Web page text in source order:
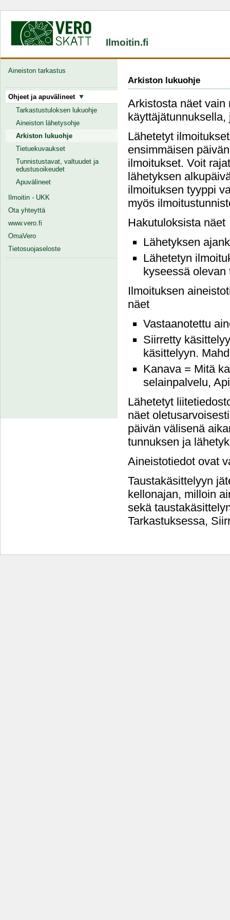
Ilmoitin.fi
Aineiston tarkastus
Ohjeet ja apuvälineet
Tarkastustuloksen lukuohje
Aineiston lähetysohje
Arkiston lukuohje
Tietuekuvaukset
Tunnistustavat, valtuudet ja
edustusoikeudet
Apuvälineet
Ilmoitin - UKK
Ota yhteyttä
www.vero.fi
OmaVero
Tietosuojaseloste
Arkiston lukuohje
Arkistosta näet vain
Lähetetyt
ensimmäisen
ilmoitukset. Voit
lähetyksen
ilmoituksen tyyppi
myös
Hakutuloksista näet
Lähetyksen
Lähetetyn
kyseessä
Ilmoituksen
näet
Vastaanotettu
Siirretty
käsittelyyn.
Kanava = Mitä
selainpalvelu,
Lähetetyt
näet
päivän välisenä
tunnuksen ja
Aineistotiedot ovat
Taustakäsittelyyn
kellonajan, milloin
sekä
Tarkastuksessa,